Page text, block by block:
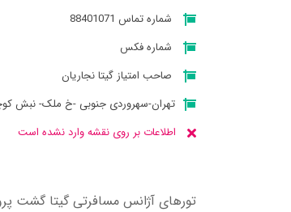
شماره تماس 88401071
شماره فکس
صاحب امتیاز گیتا نجاریان
تهران-سهروردی جنوبی -خ ملک- نبش کوچه
اطلاعات بر روی نقشه وارد نشده است
تورهای آژانس مسافرتی گيتا گشت